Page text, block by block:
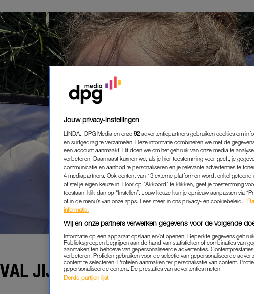
VAL JIJ ALTIJD (BEWUST) IN
REAL LIFE|WIL JE WETEN
Jouw privacy-instellingen
LINDA., DPG Media en onze 92 advertentiepartners gebruiken cookies om
en surfgedrag te verzamelen. Deze informatie combineren we met de
een account aanmaakt. Dit doen we om het gebruik van onze media te
verbeteren. Daarnaast kunnen we, als je hier toestemming voor geeft, je
communicatie en aanbod te personaliseren en je relevante advertenties te
4 mediapartners. Ook content van 13 externe platformen wordt enkel getoond
of stel je eigen keuze in. Door op "Akkoord" te klikken, geef je toestemming
toestaan, klik dan op “Instellen”. Jouw keuze kun je opnieuw aanpassen via
of in de menu’s van onze apps. Lees meer in ons privacy- en cookiebeleid.
informatie.
Wij en onze partners verwerken gegevens voor de volgende
Informatie op een apparaat opslaan en/of openen. Beperkte gegevens
Publieksgroepen begrijpen aan de hand van statistieken of combinaties van
aanmaken ten behoeve van gepersonaliseerde advertenties.
verbeteren. Profielen gebruiken voor de selectie van gepersonaliseerde
content te selecteren. Profielen aanmaken ter personalisatie van content.
gepersonaliseerde content. De prestaties van advertenties meten.
Derde partijen lijst